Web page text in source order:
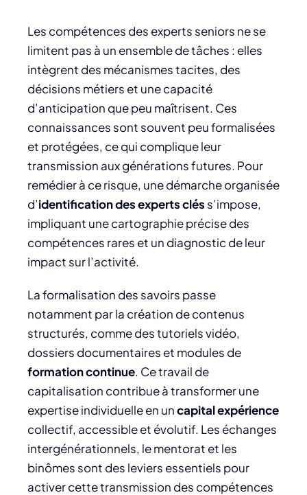
Les compétences des experts seniors ne se
limitent pas à un ensemble de tâches : elles
intègrent des mécanismes tacites, des
décisions métiers et une capacité
d’anticipation que peu maîtrisent. Ces
connaissances sont souvent peu formalisées
et protégées, ce qui complique leur
transmission aux générations futures. Pour
remédier à ce risque, une démarche organisée
d’identification des experts clés s’impose,
impliquant une cartographie précise des
compétences rares et un diagnostic de leur
impact sur l’activité.
La formalisation des savoirs passe
notamment par la création de contenus
structurés, comme des tutoriels vidéo,
dossiers documentaires et modules de
formation continue. Ce travail de
capitalisation contribue à transformer une
expertise individuelle en uncapital expérience
collectif, accessible et évolutif. Les échanges
intergénérationnels, le mentorat et les
binômes sont des leviers essentiels pour
activer cette transmission des compétences